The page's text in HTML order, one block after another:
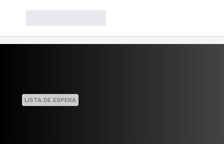
LISTA DE ESPERA